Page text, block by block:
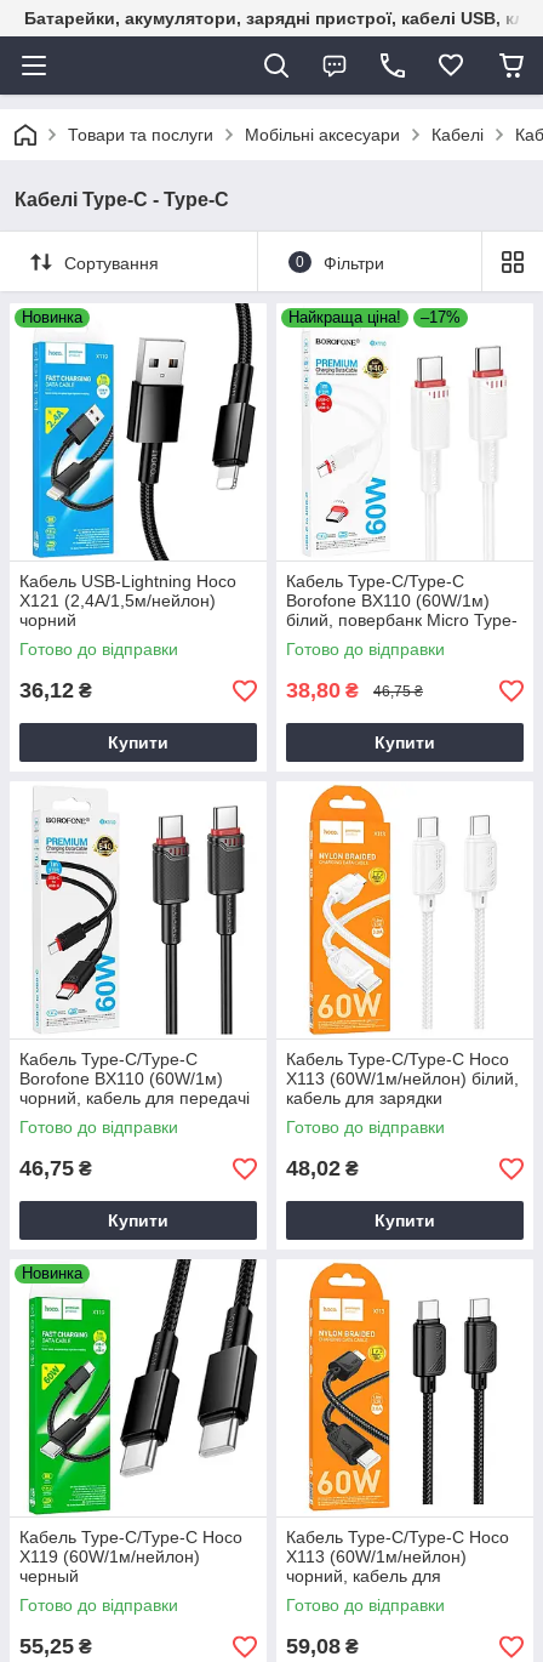
Батарейки, акумулятори, зарядні пристрої, кабелі USB,
Товари та послуги Мобільні аксесуари Кабелі
Кабелі Type-C - Type-C
Сортування 0 Фільтри
Новинка
Кабель USB-Lightning Hoco
X121 (2,4А/1,5м/нейлон)
чорний
Готово до відправки
36,12 ₴
Купити
Найкраща ціна! –17%
Кабель Type-C/Type-C
Borofone BX110 (60W/1м)
білий, повербанк Micro Type-
C, білий кабель Type-C 1м
Готово до відправки
38,80 ₴ 46,75 ₴
Купити
Кабель Type-C/Type-C
Borofone BX110 (60W/1м)
чорний, кабель для передачі
даних Type-C
Готово до відправки
46,75 ₴
Купити
Кабель Type-C/Type-C Hoco
X113 (60W/1м/нейлон) білий,
кабель для зарядки
телефону Type-C
Готово до відправки
48,02 ₴
Купити
Новинка
Кабель Type-C/Type-C Hoco
X119 (60W/1м/нейлон)
черный
Готово до відправки
55,25 ₴
Кабель Type-C/Type-C Hoco
X113 (60W/1м/нейлон)
чорний, кабель для
заряжання телефону Type-C
Готово до відправки
59,08 ₴